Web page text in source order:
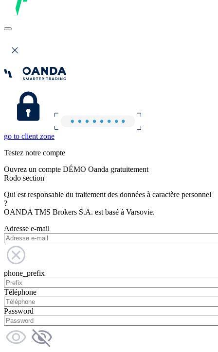
go to client zone
Testez notre compte
Ouvrez un compte DÉMO Oanda gratuitement
Rodo section
Qui est responsable du traitement des données à caractère personnel
?
OANDA TMS Brokers S.A. est basé à Varsovie.
Adresse e-mail
phone_prefix
Téléphone
Password